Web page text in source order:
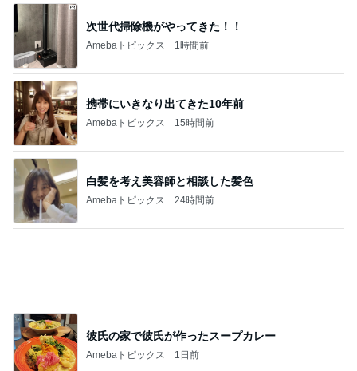
携帯にいきなり出てきた10年前
Amebaトピックス 15時間前
白髪を考え美容師と相談した髪色
Amebaトピックス 24時間前
お目当ての桃パフェと桃スープ
Amebaトピックス 1日前